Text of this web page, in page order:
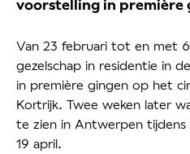
voorstelling in première
Van 23 februari tot en met
gezelschap in residentie in
in première gingen op het
Kortrijk. Twee weken later
te zien in Antwerpen tijdens
19 april.